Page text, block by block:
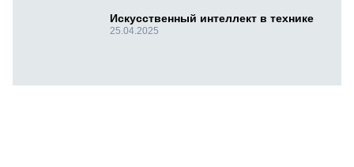
Искусственный интеллект в технике
25.04.2025